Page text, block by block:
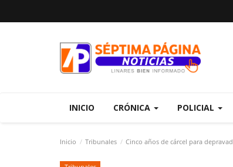
INICIO CRÓNICA POLICIAL
Inicio Tribunales Cinco años de cárcel para